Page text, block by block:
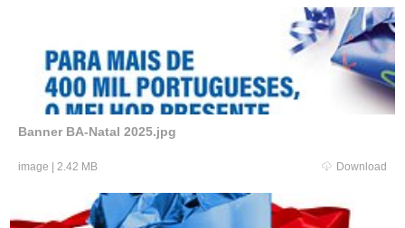
Banner BA-Natal 2025.jpg
image | 2.42 MB Download